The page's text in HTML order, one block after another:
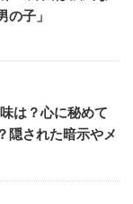
の子」
は？心に秘めて
隠された暗示やメ